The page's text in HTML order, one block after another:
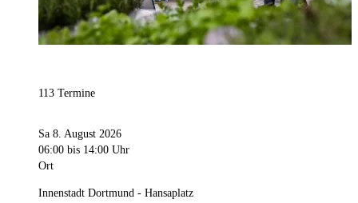
113 Termine
Sa 8. August 2026
06:00 bis 14:00 Uhr
Ort
Innenstadt Dortmund - Hansaplatz